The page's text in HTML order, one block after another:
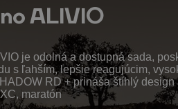
ALIVIO
je odolná a dostupná sada,
s ľahším, lepšie reagujúcim,
RD + prináša štíhlý
maratón